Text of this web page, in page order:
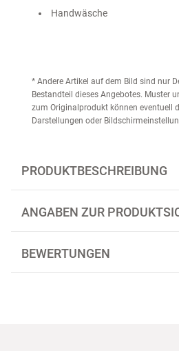
Handwäsche
* Andere Artikel auf dem Bild sind nur
Bestandteil dieses Angebotes. Muster
zum Originalprodukt können eventuell
Darstellungen oder
PRODUKTBESCHREIBUNG
ANGABEN ZUR
BEWERTUNGEN